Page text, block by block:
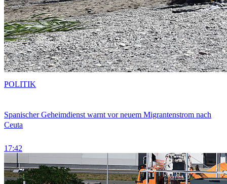
Spanischer Geheimdienst warnt vor neuem Migrantenstrom nach
Ceuta
17:42
POLITIK